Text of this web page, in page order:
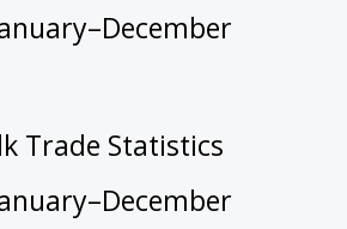
Trade Statistics